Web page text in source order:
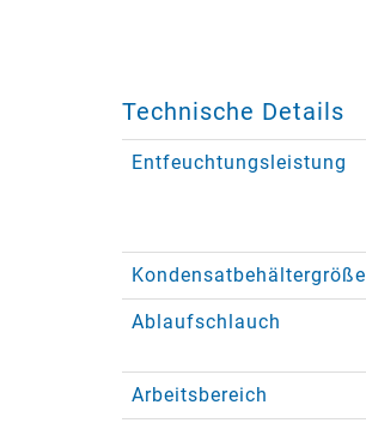
Technische Details
Entfeuchtungsleistung
Kondensatbehältergröße
Ablaufschlauch
Arbeitsbereich